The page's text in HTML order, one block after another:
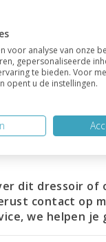
is een
wie houdt van
design – met de
aan
dit dressoir of
contact op
, we helpen je
voor analyse van onze
gepersonaliseerde
te bieden. Voor
opent u de instellingen.